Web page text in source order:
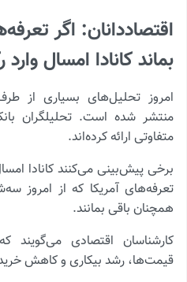
اقتصاددانان: اگر
بماند کانادا امسال
امروز تحلیل‌های بسیاری از
منتشر شده است. تحلیلگران
متفاوتی ارائه کرده‌اند.
برخی پیش‌بینی می‌کنند کانادا
همچنان باقی بمانند.
کارشناسان اقتصادی
قیمت‌ها، رشد بیکاری و کاهش